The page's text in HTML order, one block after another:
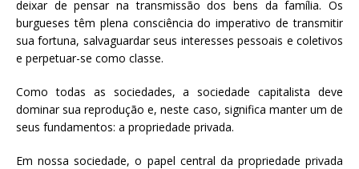
deixar de pensar na transmissão dos bens da família. Os
burgueses têm plena consciência do imperativo de transmitir
sua fortuna, salvaguardar seus interesses pessoais e coletivos
e perpetuar-se como classe.
Como todas as sociedades, a sociedade capitalista deve
dominar sua reprodução e, neste caso, significa manter um de
seus fundamentos: a propriedade privada.
Em nossa sociedade, o papel central da propriedade privada